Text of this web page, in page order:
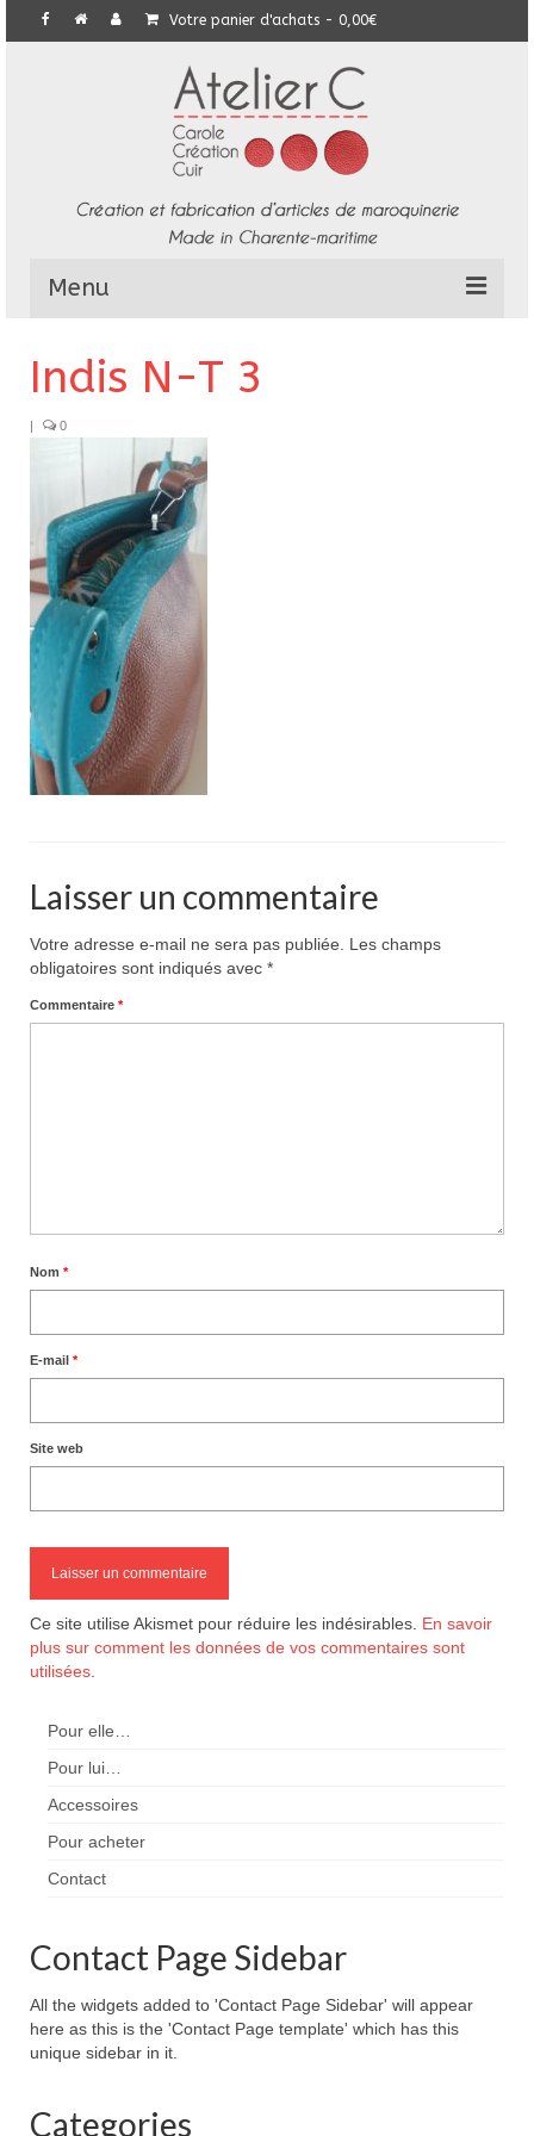
Votre panier d'achats - 0,00€
Menu
L’Atelier
Commandes particulières
E-Boutique
Pour acheter
Contact
Indis N-T 3
| 0
Laisser un commentaire
Votre adresse e-mail ne sera pas publiée.
Les champs
obligatoires sont indiqués avec *
Commentaire *
Nom *
E-mail *
Site web
Ce site utilise Akismet pour réduire les indésirables. En savoir
plus sur comment les données de vos commentaires sont
utilisées
Pour elle…
Pour lui…
Accessoires
Pour acheter
Contact
Contact Page Sidebar
All the widgets added to 'Contact Page Sidebar' will appear
here as this is the 'Contact Page template' which has this
unique sidebar in it.
Categories